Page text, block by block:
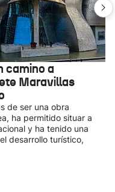
camino a
Maravillas
de ser una obra
ha permitido situar a
y ha tenido una
desarrollo turístico,